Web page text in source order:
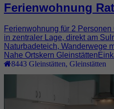
Ferienwohnung
Ferienwohnung für 2 Personen
in zentraler Lage, direkt am
Naturbadeteich, Wanderwege
Nahe Ortskern
8443 Gleinstätten Gleinstätten